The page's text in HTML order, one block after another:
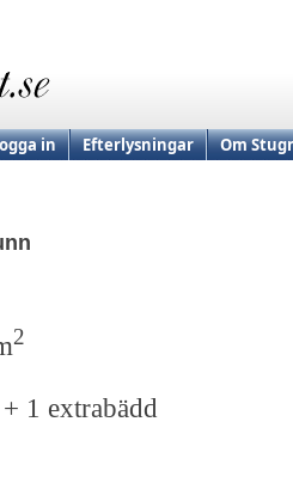
in Efterlysningar Om
2
1 extrabädd